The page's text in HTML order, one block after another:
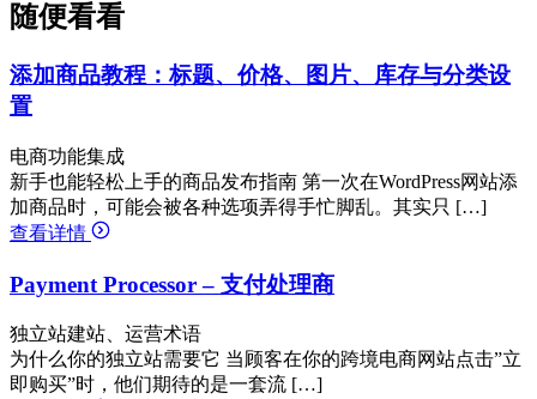
随便看看
添加商品教程：标题、价格、图片、库存与分类设
置
电商功能集成
新手也能轻松上手的商品发布指南 第一次在WordPress网站添
加商品时，可能会被各种选项弄得手忙脚乱。其实只 […]
查看详情
Payment Processor – 支付处理商
独立站建站、运营术语
为什么你的独立站需要它 当顾客在你的跨境电商网站点击”立
即购买”时，他们期待的是一套流 […]